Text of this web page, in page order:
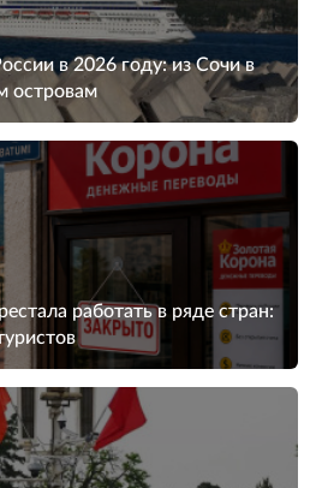
в 2026 году: из Сочи в
островам
работать в ряде стран: